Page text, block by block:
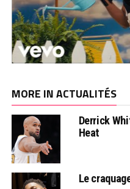
MORE IN ACTUALITÉS
Derrick
Heat
Le